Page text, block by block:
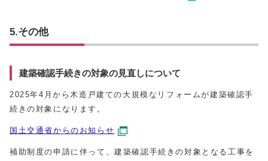
5.その他
建築確認手続きの対象の見直しについて
2025年4月から木造戸建ての大規模なリフォームが建築確認手
続きの対象になります。
国土交通省からのお知らせ
補助制度の申請に伴って、建築確認手続きの対象となる工事を